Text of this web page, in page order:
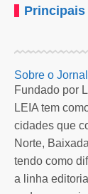
Sobre o
Fundado por
LEIA tem
cidades que
Norte,
tendo como
a linha